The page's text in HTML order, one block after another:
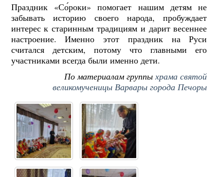
Праздник «Со́роки» помогает нашим детям не
забывать историю своего народа, пробуждает
интерес к старинным традициям и дарит весеннее
настроение. Именно этот праздник на Руси
считался детским, потому что главными его
участниками всегда были именно дети.
По материалам группыхрама святой
великомученицы Варвары города Печоры